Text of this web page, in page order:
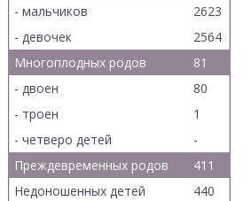
- мальчиков
2623
- девочек
2564
Многоплодных родов
81
- двоен
80
- троен
1
- четверо детей
-
Преждевременных родов
411
Недоношенных детей
440